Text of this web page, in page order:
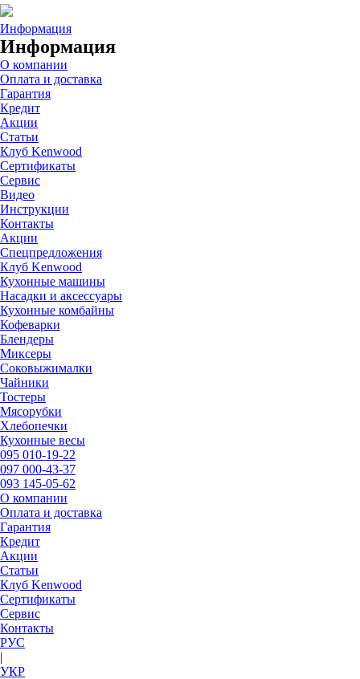
Информация
Информация
О компании
Оплата и доставка
Гарантия
Кредит
Акции
Статьи
Клуб Kenwood
Сертификаты
Сервис
Видео
Инструкции
Контакты
Акции
Спецпредложения
Клуб Kenwood
Кухонные машины
Насадки и аксессуары
Кухонные комбайны
Кофеварки
Блендеры
Миксеры
Соковыжималки
Чайники
Тостеры
Мясорубки
Хлебопечки
Кухонные весы
095 010-19-22
097 000-43-37
093 145-05-62
О компании
Оплата и доставка
Гарантия
Кредит
Акции
Статьи
Клуб Kenwood
Сертификаты
Сервис
Контакты
РУC
|
УКР